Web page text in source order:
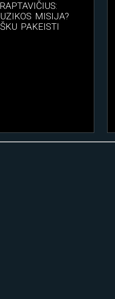
MISIJA?
PAKEISTI